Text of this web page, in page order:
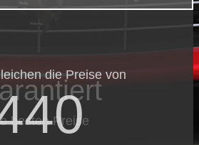
die Preise von
besten Preise